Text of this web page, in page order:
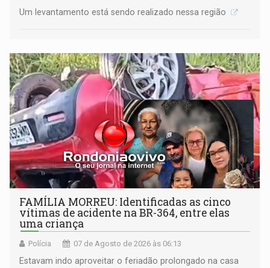
Um levantamento está sendo realizado nessa região
FAMÍLIA MORREU: Identificadas as cinco
vítimas de acidente na BR-364, entre elas
uma criança
Polícia 07 de Agosto de 2026 às 06:13
Estavam indo aproveitar o feriadão prolongado na casa